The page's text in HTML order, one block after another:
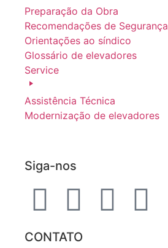
Preparação da Obra
Recomendações de Segurança
Orientações ao síndico
Glossário de elevadores
Service
Assistência Técnica
Modernização de elevadores
Siga-nos
CONTATO